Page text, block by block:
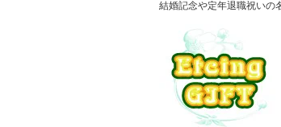
結婚記念や定年退職祝いの